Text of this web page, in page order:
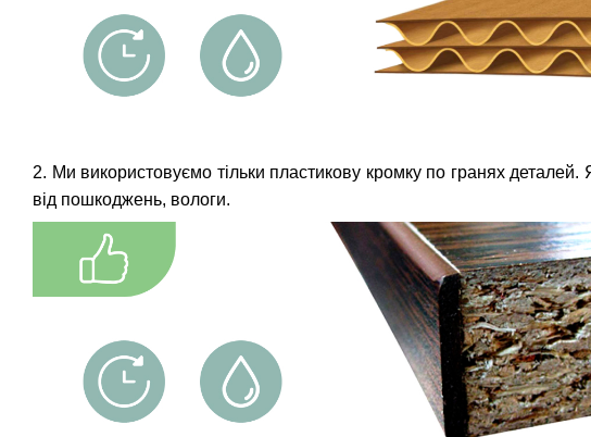
2. Ми використовуємо тільки пластикову кромку по гранях
від пошкоджень, вологи.